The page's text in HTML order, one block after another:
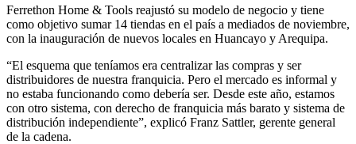
Ferrethon Home & Tools reajustó su modelo de negocio y tiene
como objetivo sumar 14 tiendas en el país a mediados de noviembre,
con la inauguración de nuevos locales en Huancayo y Arequipa.
“El esquema que teníamos era centralizar las compras y ser
distribuidores de nuestra franquicia. Pero el mercado es informal y
no estaba funcionando como debería ser. Desde este año, estamos
con otro sistema, con derecho de franquicia más barato y sistema de
distribución independiente”, explicó Franz Sattler, gerente general
de la cadena.